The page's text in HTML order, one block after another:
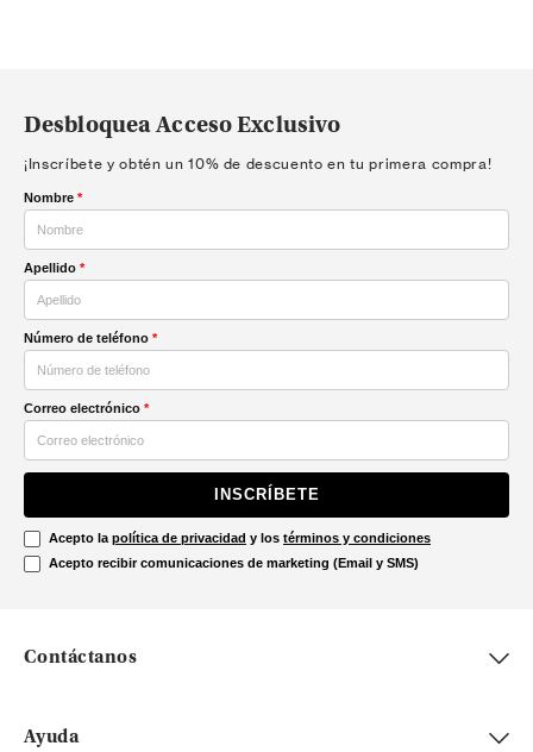
Desbloquea Acceso Exclusivo
¡Inscríbete y obtén un 10% de descuento en tu primera compra!
Nombre *
Apellido *
Número de teléfono *
Correo electrónico *
INSCRÍBETE
Acepto la política de privacidad y los términos y condiciones
Acepto recibir comunicaciones de marketing (Email y SMS)
Contáctanos
Ayuda